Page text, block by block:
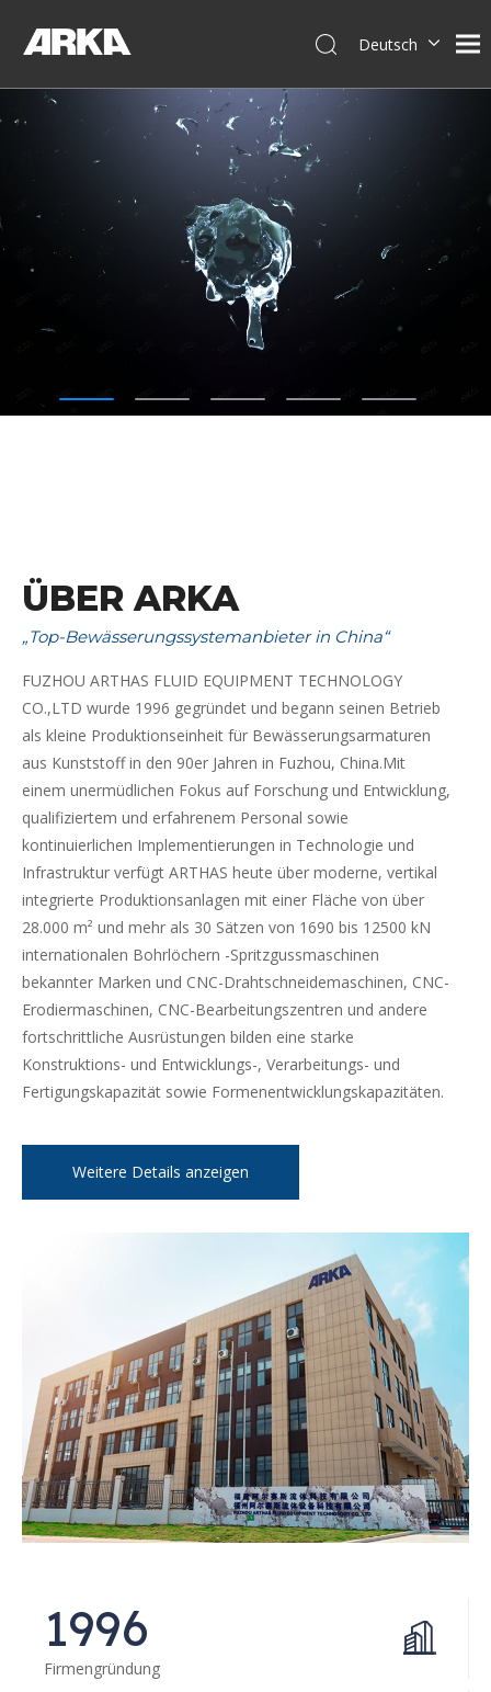
Deutsch
العربية
Pусский
Italiano
ÜBER ARKA
„Top-Bewässerungssystemanbieter in China“
FUZHOU ARTHAS FLUID EQUIPMENT TECHNOLOGY
CO.,LTD wurde 1996 gegründet und begann seinen Betrieb
als kleine Produktionseinheit für Bewässerungsarmaturen
aus Kunststoff in den 90er Jahren in Fuzhou, China.Mit
einem unermüdlichen Fokus auf Forschung und Entwicklung,
qualifiziertem und erfahrenem Personal sowie
kontinuierlichen Implementierungen in Technologie und
Infrastruktur verfügt ARTHAS heute über moderne, vertikal
integrierte Produktionsanlagen mit einer Fläche von über
28.000 m² und mehr als 30 Sätzen von 1690 bis 12500 kN
internationalen Bohrlöchern -Spritzgussmaschinen
bekannter Marken und CNC-Drahtschneidemaschinen, CNC-
Erodiermaschinen, CNC-Bearbeitungszentren und andere
fortschrittliche Ausrüstungen bilden eine starke
Konstruktions- und Entwicklungs-, Verarbeitungs- und
Fertigungskapazität sowie Formenentwicklungskapazitäten.
Weitere Details anzeigen
1996
Firmengründung